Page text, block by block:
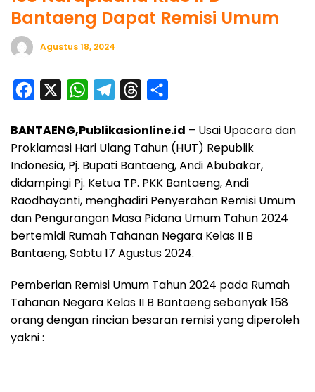
Bantaeng Dapat Remisi Umum
Agustus 18, 2024
c
e
b
o
o
k
W
a
t
s
A
p
p
l
e
g
r
a
m
r
e
a
d
s
a
r
e
BANTAENG,Publikasionline.id – Usai Upacara dan
Proklamasi Hari Ulang Tahun (HUT) Republik
Indonesia, Pj. Bupati Bantaeng, Andi Abubakar,
didampingi Pj. Ketua TP. PKK Bantaeng, Andi
Raodhayanti, menghadiri Penyerahan Remisi Umum
dan Pengurangan Masa Pidana Umum Tahun 2024
bertemldi Rumah Tahanan Negara Kelas II B
Bantaeng, Sabtu 17 Agustus 2024.
Pemberian Remisi Umum Tahun 2024 pada Rumah
Tahanan Negara Kelas II B Bantaeng sebanyak 158
orang dengan rincian besaran remisi yang diperoleh
yakni :